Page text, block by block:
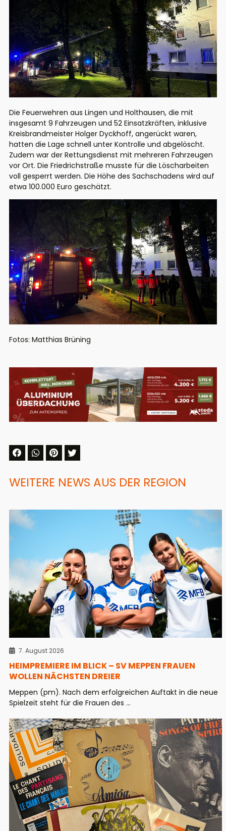
Die Feuerwehren aus Lingen und Holthausen, die mit
insgesamt 9 Fahrzeugen und 52 Einsatzkräften, inklusive
Kreisbrandmeister Holger Dyckhoff, angerückt waren,
hatten die Lage schnell unter Kontrolle und abgelöscht.
Zudem war der Rettungsdienst mit mehreren Fahrzeugen
vor Ort. Die Friedrichstraße musste für die Löscharbeiten
voll gesperrt werden. Die Höhe des Sachschadens wird auf
etwa 100.000 Euro geschätzt.
Fotos: Matthias Brüning
WEITERE NEWS AUS DER REGION
7. August 2026
HEIMPREMIERE IM BLICK – SV MEPPEN FRAUEN
WOLLEN NÄCHSTEN DREIER
Meppen (pm). Nach dem erfolgreichen Auftakt in die neue
Spielzeit steht für die Frauen des ...